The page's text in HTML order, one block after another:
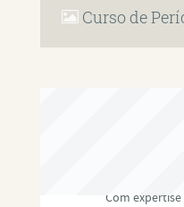
Curso de
Com